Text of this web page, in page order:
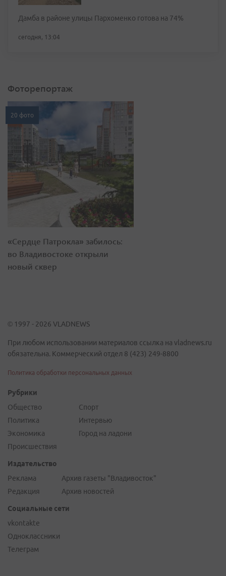
Дамба в районе улицы Пархоменко готова на 74%
сегодня, 13:04
Фоторепортаж
20 фото
«Сердце Патрокла» забилось:
во Владивостоке открыли
новый сквер
© 1997 - 2026 VLADNEWS
При любом использовании материалов ссылка на vladnews.ru
обязательна. Коммерческий отдел 8 (423) 249-8800
Политика обработки персональных данных
Рубрики
Общество
Политика
Экономика
Происшествия
Спорт
Интервью
Город на ладони
Издательство
Реклама
Редакция
Архив газеты "Владивосток"
Архив новостей
Социальные сети
vkontakte
Одноклассники
Телеграм